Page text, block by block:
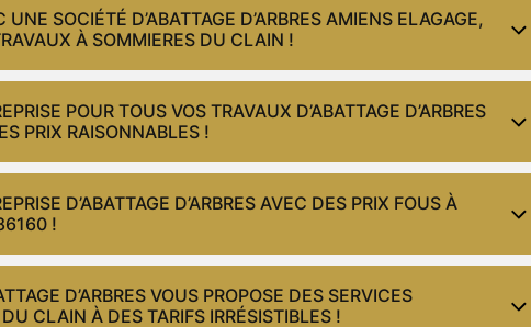
SOCIÉTÉ D’ABATTAGE D’ARBRES AMIENS ELAGAGE,
À SOMMIERES DU CLAIN !
POUR TOUS VOS TRAVAUX D’ABATTAGE D’ARBRES
PRIX RAISONNABLES !
D’ABATTAGE D’ARBRES AVEC DES PRIX FOUS À
!
D’ARBRES VOUS PROPOSE DES SERVICES
CLAIN À DES TARIFS IRRÉSISTIBLES !